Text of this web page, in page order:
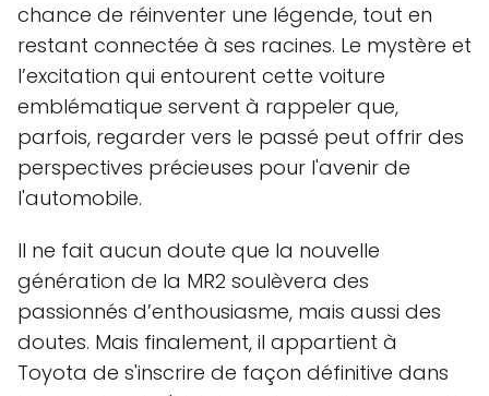
chance de réinventer une légende, tout en
restant connectée à ses racines. Le mystère et
l’excitation qui entourent cette voiture
emblématique servent à rappeler que,
parfois, regarder vers le passé peut offrir des
perspectives précieuses pour l'avenir de
l'automobile.
Il ne fait aucun doute que la nouvelle
génération de la MR2 soulèvera des
passionnés d’enthousiasme, mais aussi des
doutes. Mais finalement, il appartient à
Toyota de s'inscrire de façon définitive dans